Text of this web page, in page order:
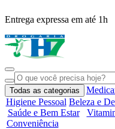
Entrega expressa em até 1h
Todas as categorias
Higiene Pessoal Beleza e
Saúde e Bem Estar
Conveniência